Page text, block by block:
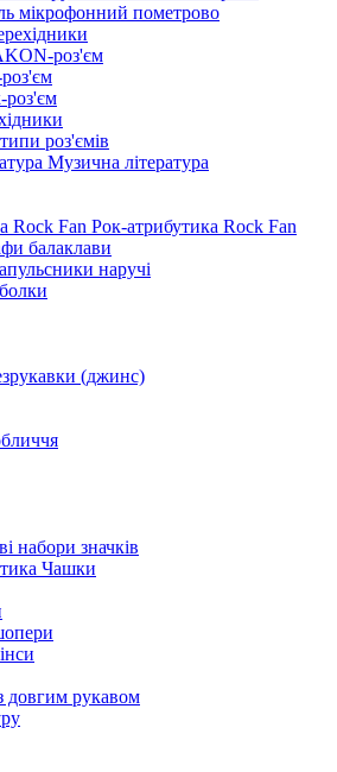
мікрофонний пометрово
роз'єм
роз'єм
типи роз'ємів
Музична література
Рок-атрибутика Rock Fan
балаклави
наручі
(джинс)
набори значків
Чашки
довгим рукавом